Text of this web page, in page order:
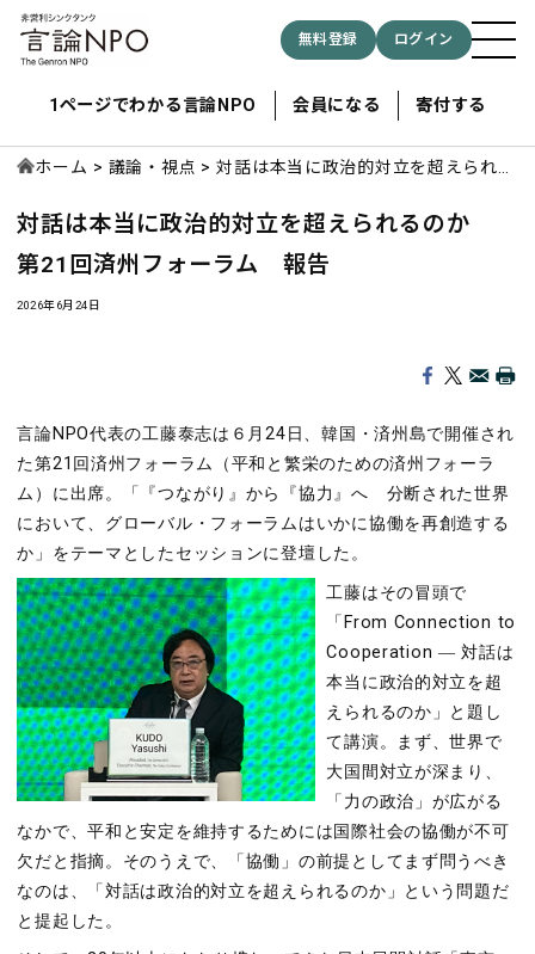
無料登録 ログイン
1ページでわかる言論NPO 会員になる 寄付する
ホーム 議論・視点
対話は本当に政治的対立を超えられる
対話は本当に政治的対立を超えられるのか
第21回済州フォーラム 報告
2026年6月24日
言論NPO代表の工藤泰志は６月24日、韓国・済州島で開催され
た第21 回済州フォーラム（平和と繁栄のための済州フォーラ
ム）に出席。「『つながり』から『協力』へ 分断された世界
において、グローバル・フォーラムはいかに協働を再創造する
か」をテーマとしたセッションに登壇した。
工藤はその冒頭で
「 From Connection to
Cooperation ―対話は
本当に政治的対立を超
えられるのか」と題し
て講演。まず、世界で
大国間対立が深まり、
「力の政治」が広がる
なかで、平和と安定を維持するためには国際社会の協働が不可
欠だと指摘。そのうえで、「協働」の前提としてまず問うべき
なのは、「対話は政治的対立を超えられるのか」という問題だ
と提起した。